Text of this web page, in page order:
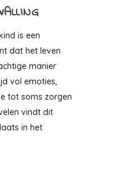
is een
dat het leven
manier
vol emoties,
tot soms zorgen
vindt dit
in het